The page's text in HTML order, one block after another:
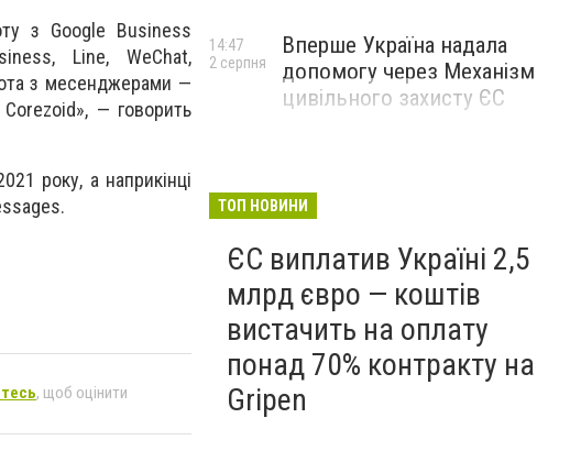
з Google Business
Line, WeChat,
з месенджерами —
— говорить
року, а наприкінці
, щоб оцінити
Вперше Україна надала
допомогу через Механізм
цивільного захисту ЄС
14:47
2 серпня
ТОП НОВИНИ
ЄС виплатив Україні 2,5
млрд євро — коштів
вистачить на оплату
понад 70% контракту на
Gripen